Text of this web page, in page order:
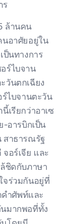
ร
ล้านคน
อาศัยอยู่ใน
ป็นทางการ
ร์ไบจาน
วันตกเฉียง
ร์ไบจานตะวัน
เรียกว่าอาเซ
-อารบิกเป็น
สาธารณรัฐ
อร์เจีย และ
ชิดกับภาษา
จร่วมกันอยู่ที่
คําศัพท์และ
มากพอที่ทั้ง